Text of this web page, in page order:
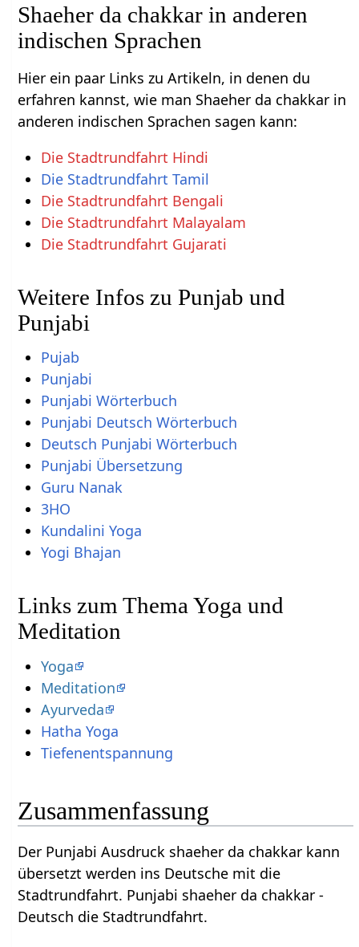
Shaeher da chakkar in anderen
indischen Sprachen
Hier ein paar Links zu Artikeln, in denen du
erfahren kannst, wie man Shaeher da chakkar in
anderen indischen Sprachen sagen kann:
Die Stadtrundfahrt Hindi
Die Stadtrundfahrt Tamil
Die Stadtrundfahrt Bengali
Die Stadtrundfahrt Malayalam
Die Stadtrundfahrt Gujarati
Weitere Infos zu Punjab und
Punjabi
Pujab
Punjabi
Punjabi Wörterbuch
Punjabi Deutsch Wörterbuch
Deutsch Punjabi Wörterbuch
Punjabi Übersetzung
Guru Nanak
3HO
Kundalini Yoga
Yogi Bhajan
Links zum Thema Yoga und
Meditation
Yoga
Meditation
Ayurveda
Hatha Yoga
Tiefenentspannung
Zusammenfassung
Der Punjabi Ausdruck shaeher da chakkar kann
übersetzt werden ins Deutsche mit die
Stadtrundfahrt. Punjabi shaeher da chakkar -
Deutsch die Stadtrundfahrt.